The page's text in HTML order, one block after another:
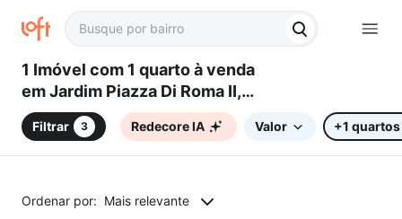
1 Imóvel com 1 quarto à venda
em Jardim Piazza Di Roma II,
Sorocaba, SP
Filtrar 3 Redecore IA Valor +1 quartos
Ordenar por: Mais relevante